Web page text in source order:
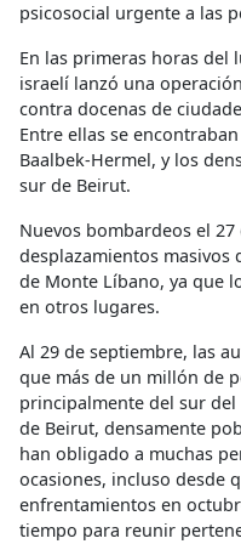
psicosocial urgente a las
En las primeras horas del
israelí lanzó una
contra docenas de
Entre ellas se
Baalbek-Hermel, y los
sur de Beirut.
Nuevos bombardeos el
desplazamientos masivos
de Monte Líbano, ya que
en otros lugares.
Al 29 de septiembre, las
que más de un millón de
principalmente del sur
de Beirut, densamente
han obligado a muchas
ocasiones, incluso desde
enfrentamientos en
tiempo para reunir